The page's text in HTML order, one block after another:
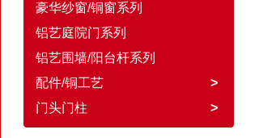
豪华纱窗/铜窗系列
铝艺庭院门系列
铝艺围墙/阳台杆系列
配件/铜工艺
>
门头门柱
>